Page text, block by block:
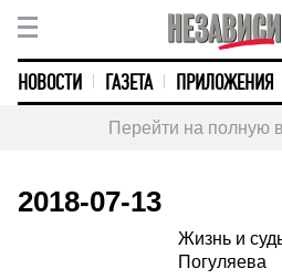
НОВОСТИ ГАЗЕТА ПРИЛОЖЕНИЯ
Перейти на полную
2018-07-13
Жизнь и
Погуляева